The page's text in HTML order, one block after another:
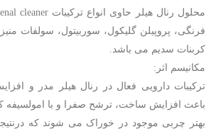
فرنگی، پروپیلن گلیکول، سوربیتول، سولفات
کربنات سدیم می باشد.
مکانیسم اثر:
ترکیبات دارویی فعال در رنال هیلر مدر و
باعث افزایش ساخت، ترشح صفرا و با
بهتر چربی موجود در خوراک می شوند که